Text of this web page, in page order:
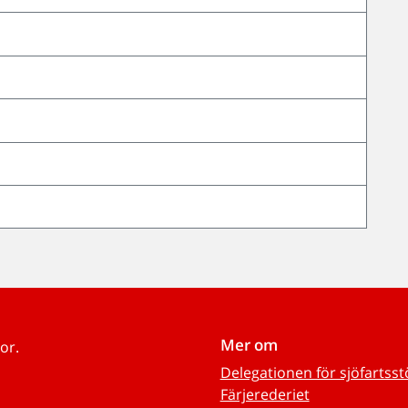
Mer om
Delegationen för
Färjerederiet